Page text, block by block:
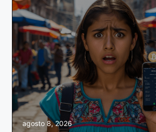
agosto 8, 2026